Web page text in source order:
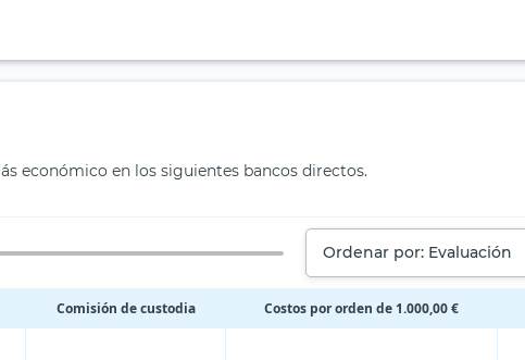
económico en los siguientes bancos directos.
Ordenar por: Evaluación
Comisión de custodia Costos por orden de 1.000,00 €